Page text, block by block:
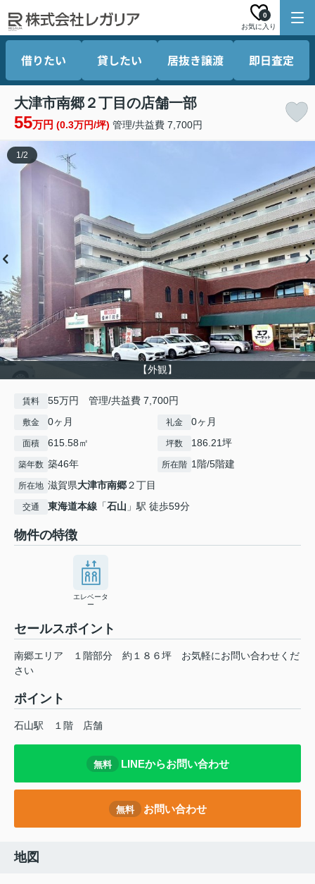
お気に入り
0
借りたい 貸したい 居抜き譲渡 即日査定
大津市南郷２丁目の店舗一部
55万円 (0.3万円/坪) 管理/共益費 7,700円
【外観】
1 /2
賃料 55万円 管理/共益費 7,700円
敷金 0ヶ月 礼金 0ヶ月
面積 615.58㎡ 坪数 186.21坪
築年数 築46年 所在階 1階/5階建
所在地 滋賀県大津市南郷２丁目
交通 東海道本線 「石山 」駅 徒歩59分
物件の特徴
エレベータ
ー
セールスポイント
南郷エリア １階部分 約１８６坪 お気軽にお問い合わせくだ
さい
ポイント
石山駅 １階 店舗
無料 LINEからお問い合わせ
無料 お問い合わせ
地図